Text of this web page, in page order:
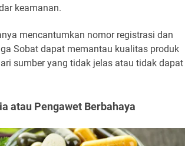
keamanan.
mencantumkan nomor registrasi dan
Sobat dapat memantau kualitas produk
sumber yang tidak jelas atau tidak dapat
atau Pengawet Berbahaya